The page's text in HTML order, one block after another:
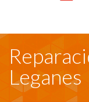
Leganes